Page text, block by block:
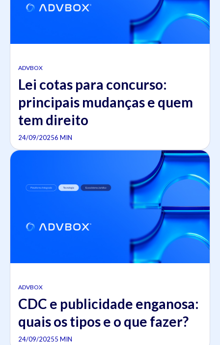
ADVBOX
Lei cotas para concurso:
principais mudanças e quem
tem direito
24/09/20256 MIN
ADVBOX
CDC e publicidade enganosa:
quais os tipos e o que fazer?
24/09/20255 MIN